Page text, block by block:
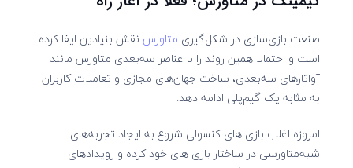
صنعت بازی‌سازی در شکل‌گیری متاورس نقش بنیادین ایفا کرده
است و احتمالا همین روند را با عناصر سه‌بعدی متاورس مانند
آواتارهای سه‌بعدی، ساخت جهان‌های مجازی و تعاملات کاربران
به مثابه یک گیم‌پلی ادامه دهد.
امروزه اغلب بازی‌ های کنسولی شروع به ایجاد تجربه‌های
شبه‌متاورسی در ساختار بازی‌ های خود کرده و رویدادهای